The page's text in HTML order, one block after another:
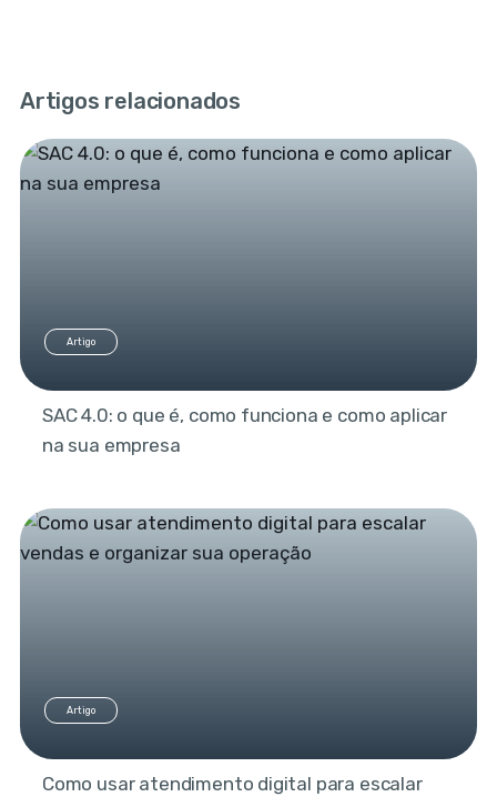
Artigos relacionados
Artigo
SAC 4.0: o que é, como funciona e como aplicar
na sua empresa
Artigo
Como usar atendimento digital para escalar